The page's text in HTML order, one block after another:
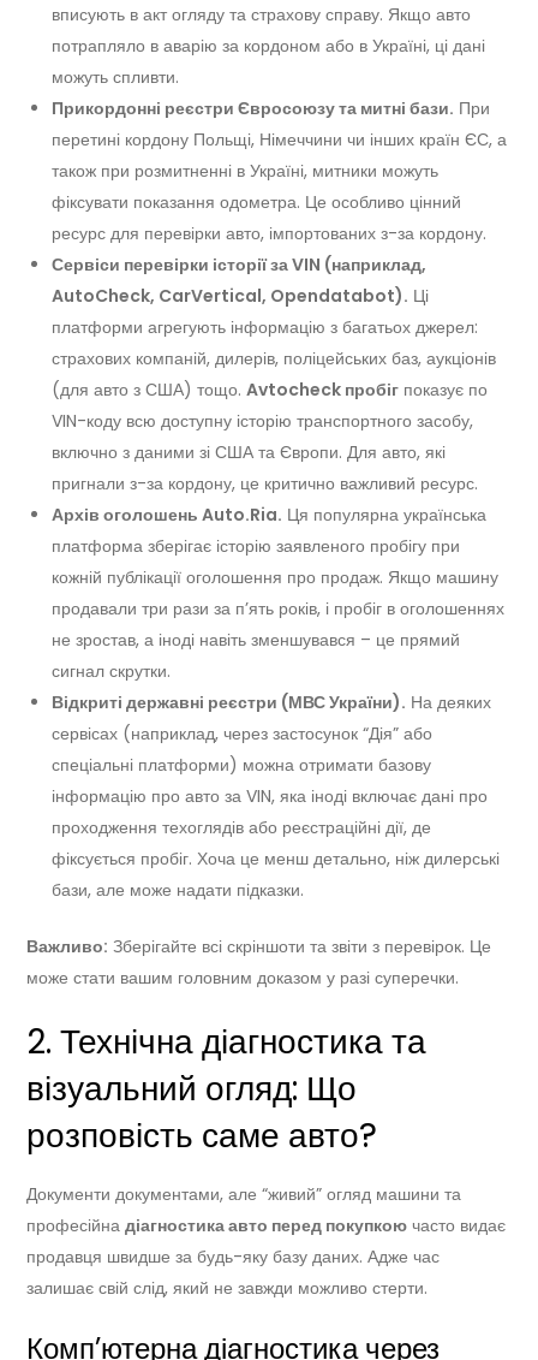
вписують в акт огляду та страхову справу. Якщо авто
потрапляло в аварію за кордоном або в Україні, ці дані
можуть спливти.
Прикордонні реєстри Євросоюзу та митні бази. При
перетині кордону Польщі, Німеччини чи інших країн ЄС, а
також при розмитненні в Україні, митники можуть
фіксувати показання одометра. Це особливо цінний
ресурс для перевірки авто, імпортованих з-за кордону.
Сервіси перевірки історії за VIN (наприклад,
AutoCheck, CarVertical, Opendatabot). Ці
платформи агрегують інформацію з багатьох джерел:
страхових компаній, дилерів, поліцейських баз, аукціонів
(для авто з США) тощо.Avtocheck пробіг показує по
VIN-коду всю доступну історію транспортного засобу,
включно з даними зі США та Європи. Для авто, які
пригнали з-за кордону, це критично важливий ресурс.
Архів оголошень Auto.Ria. Ця популярна українська
платформа зберігає історію заявленого пробігу при
кожній публікації оголошення про продаж. Якщо машину
продавали три рази за п’ять років, і пробіг в оголошеннях
не зростав, а іноді навіть зменшувався – це прямий
сигнал скрутки.
Відкриті державні реєстри (МВС України). На деяких
сервісах (наприклад, через застосунок “Дія” або
спеціальні платформи) можна отримати базову
інформацію про авто за VIN, яка іноді включає дані про
проходження техоглядів або реєстраційні дії, де
фіксується пробіг. Хоча це менш детально, ніж дилерські
бази, але може надати підказки.
Важливо: Зберігайте всі скріншоти та звіти з перевірок. Це
може стати вашим головним доказом у разі суперечки.
2. Технічна діагностика та
візуальний огляд: Що
розповість саме авто?
Документи документами, але “живий” огляд машини та
професійнадіагностика авто перед покупкою часто видає
продавця швидше за будь-яку базу даних. Адже час
залишає свій слід, який не завжди можливо стерти.
Комп’ютерна діагностика через